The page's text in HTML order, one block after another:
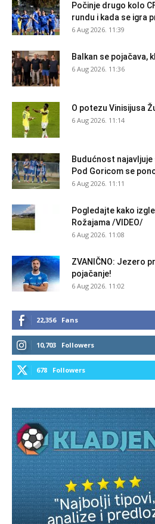
Počinje drugo kolo
rundu i kada se igra
6 Aug 2026. 11:39
Balkan se pojačava,
6 Aug 2026. 11:36
O potezu Vinisijusa
6 Aug 2026. 11:14
Budućnost
Pod Goricom se
6 Aug 2026. 11:11
Pogledajte kako
Rožajama /VIDEO/
6 Aug 2026. 11:08
ZVANIČNO: Jezero
pojačanje!
6 Aug 2026. 11:02
22,356 Fans
10,703 Followers
678 Followers